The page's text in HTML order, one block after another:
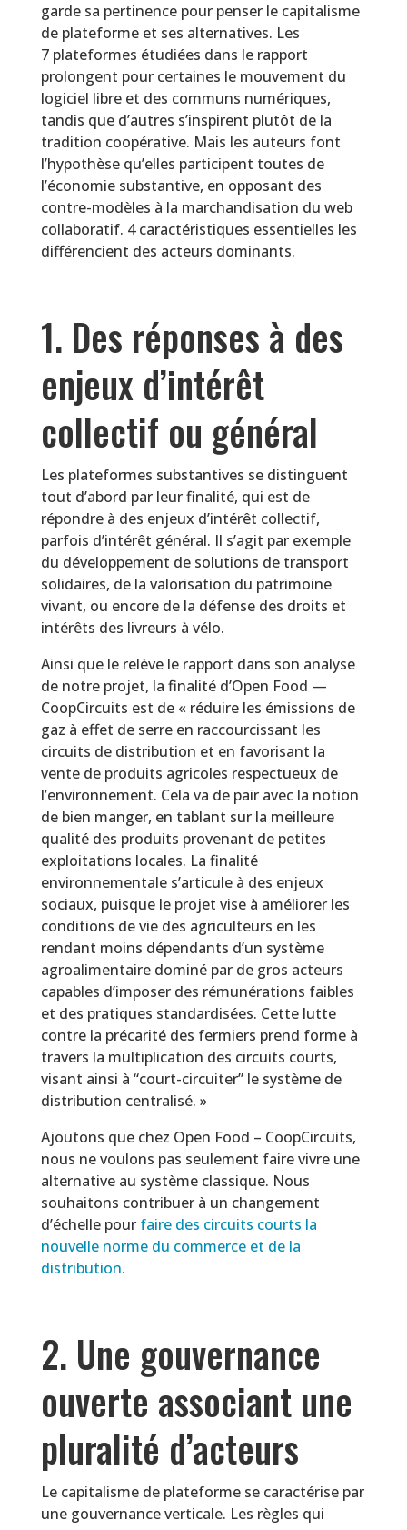
garde sa pertinence pour penser le capitalisme
de plateforme et ses alternatives. Les
7 plateformes étudiées dans le rapport
prolongent pour certaines le mouvement du
logiciel libre et des communs numériques,
tandis que d’autres s’inspirent plutôt de la
tradition coopérative. Mais les auteurs font
l’hypothèse qu’elles participent toutes de
l’économie substantive, en opposant des
contre-modèles à la marchandisation du web
collaboratif. 4 caractéristiques essentielles les
différencient des acteurs dominants.
1. Des réponses à des
enjeux d’intérêt
collectif ou général
Les plateformes substantives se distinguent
tout d’abord par leur finalité, qui est de
répondre à des enjeux d’intérêt collectif,
parfois d’intérêt général. Il s’agit par exemple
du développement de solutions de transport
solidaires, de la valorisation du patrimoine
vivant, ou encore de la défense des droits et
intérêts des livreurs à vélo.
Ainsi que le relève le rapport dans son analyse
de notre projet, la finalité d’Open Food —
CoopCircuits est de « réduire les émissions de
gaz à effet de serre en raccourcissant les
circuits de distribution et en favorisant la
vente de produits agricoles respectueux de
l’environnement. Cela va de pair avec la notion
de bien manger, en tablant sur la meilleure
qualité des produits provenant de petites
exploitations locales. La finalité
environnementale s’articule à des enjeux
sociaux, puisque le projet vise à améliorer les
conditions de vie des agriculteurs en les
rendant moins dépendants d’un système
agroalimentaire dominé par de gros acteurs
capables d’imposer des rémunérations faibles
et des pratiques standardisées. Cette lutte
contre la précarité des fermiers prend forme à
travers la multiplication des circuits courts,
visant ainsi à “court-circuiter” le système de
distribution centralisé. »
Ajoutons que chez Open Food – CoopCircuits,
nous ne voulons pas seulement faire vivre une
alternative au système classique. Nous
souhaitons contribuer à un changement
d’échelle pour faire des circuits courts la
nouvelle norme du commerce et de la
distribution.
2. Une gouvernance
ouverte associant une
pluralité d’acteurs
Le capitalisme de plateforme se caractérise par
une gouvernance verticale. Les règles qui